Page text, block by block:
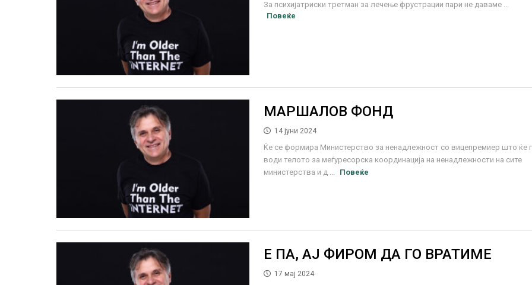
За психијатриски третман за лечење фрустрации пари не даваме ...
Повеќе
МАРШАЛОВ ФОНД
14 јуни 2024
Ќе се формира Министерство за ненадлежност со вицепремиер што ќе
води телото за меѓуресорска координација на ненадлежности на сите
министерства и д ...
Повеќе
Е ПА, АЈ ФИРОМ ДА ГО ВРАТИМЕ
17 мај 2024